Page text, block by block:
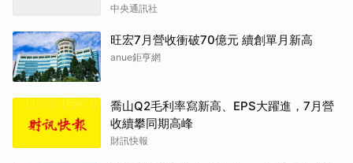
中央通訊社
旺宏7月營收衝破70億元 續創單月新高
anue鉅亨網
喬山Q2毛利率寫新高、EPS大躍進，7月營
收續攀同期高峰
財訊快報